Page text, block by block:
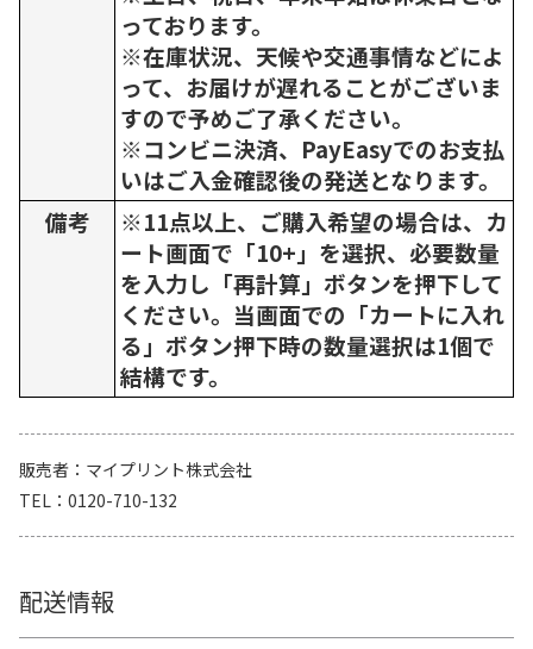
っております。
※在庫状況、天候や交通事情などによ
って、お届けが遅れることがございま
すので予めご了承ください。
※コンビニ決済、PayEasyでのお支払
いはご入金確認後の発送となります。
備考
※11点以上、ご購入希望の場合は、カ
ート画面で「10+」を選択、必要数量
を入力し「再計算」ボタンを押下して
ください。当画面での「カートに入れ
る」ボタン押下時の数量選択は1個で
結構です。
販売者
マイプリント株式会社
TEL
0120-710-132
配送情報